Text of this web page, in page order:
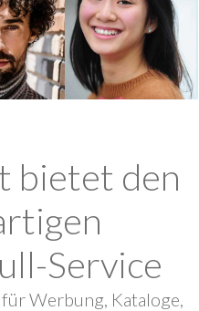
bietet den
Service
Werbung, Kataloge,